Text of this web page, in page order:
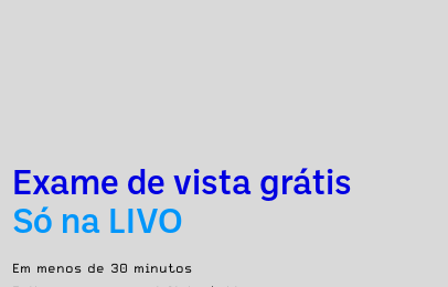
Exame de vista grátis
Só na LIVO
Em menos de 30 minutos